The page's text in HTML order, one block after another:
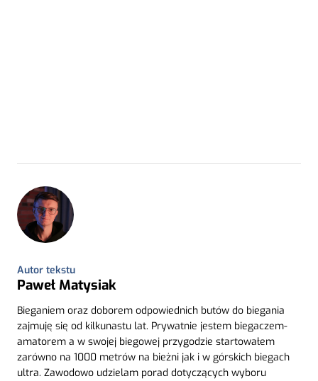
Autor tekstu
Paweł Matysiak
Bieganiem oraz doborem odpowiednich butów do biegania
zajmuję się od kilkunastu lat. Prywatnie jestem biegaczem-
amatorem a w swojej biegowej przygodzie startowałem
zarówno na 1000 metrów na bieżni jak i w górskich biegach
ultra. Zawodowo udzielam porad dotyczących wyboru